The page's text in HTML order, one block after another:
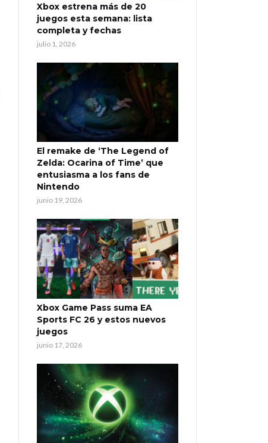
Xbox estrena más de 20
juegos esta semana: lista
completa y fechas
julio 1, 2026
El remake de ‘The Legend of
Zelda: Ocarina of Time’ que
entusiasma a los fans de
Nintendo
junio 19, 2026
Xbox Game Pass suma EA
Sports FC 26 y estos nuevos
juegos
junio 17, 2026